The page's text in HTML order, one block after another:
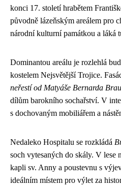
konci 17. století hrabětem
původně lázeňským areálem pro
národní kulturní památkou a láká
Dominantou areálu je rozlehlá
kostelem Nejsvětější Trojice.
neřestí od Matyáše Bernarda
dílům barokního sochařství. V
s dochovaným mobiliářem a
Nedaleko Hospitalu se rozkládá
soch vytesaných do skály. V lese
kapli sv. Anny a poustevnu s
ideálním místem pro výlet za